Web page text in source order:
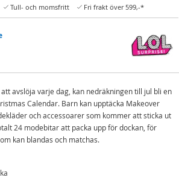
Tull- och momsfritt Fri frakt över 599,-*
avslöja varje dag, kan nedräkningen till jul bli en
Calendar. Barn kan upptäcka Makeover
och accessoarer som kommer att sticka ut
24 modebitar att packa upp för dockan, för
kan blandas och matchas.